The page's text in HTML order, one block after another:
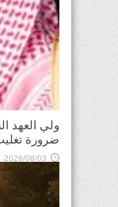
ولي العهد
ضرورة
2026/08/03